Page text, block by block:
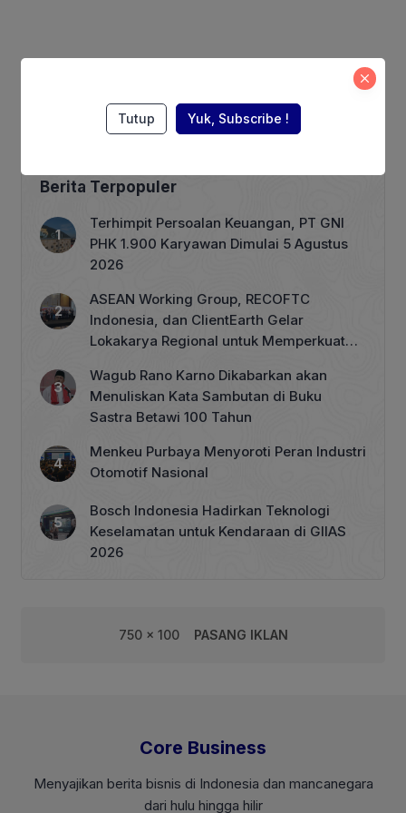
Berita Terpopuler
Terhimpit Persoalan Keuangan, PT GNI
PHK 1.900 Karyawan Dimulai 5 Agustus
2026
ASEAN Working Group, RECOFTC
Indonesia, dan ClientEarth Gelar
Lokakarya Regional untuk Memperkuat
Wagub Rano Karno Dikabarkan akan
Menuliskan Kata Sambutan di Buku
Sastra Betawi 100 Tahun
Menkeu Purbaya Menyoroti Peran Industri
Otomotif Nasional
Bosch Indonesia Hadirkan Teknologi
Keselamatan untuk Kendaraan di GIIAS
2026
750 x 100 PASANG IKLAN
Core Business
Menyajikan berita bisnis di Indonesia dan mancanegara
dari hulu hingga hilir
Tutup Yuk, Subscribe !